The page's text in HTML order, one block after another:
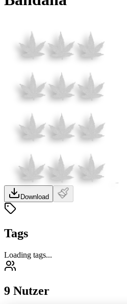
Download
Tags
Loading tags...
9 Nutzer